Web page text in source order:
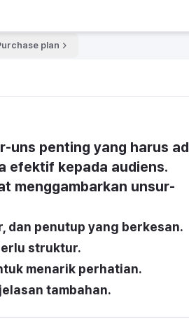
plan
uns penting yang harus
efektif kepada audiens.
menggambarkan unsur-
dan penutup yang berkesan.
struktur.
menarik perhatian.
tambahan.